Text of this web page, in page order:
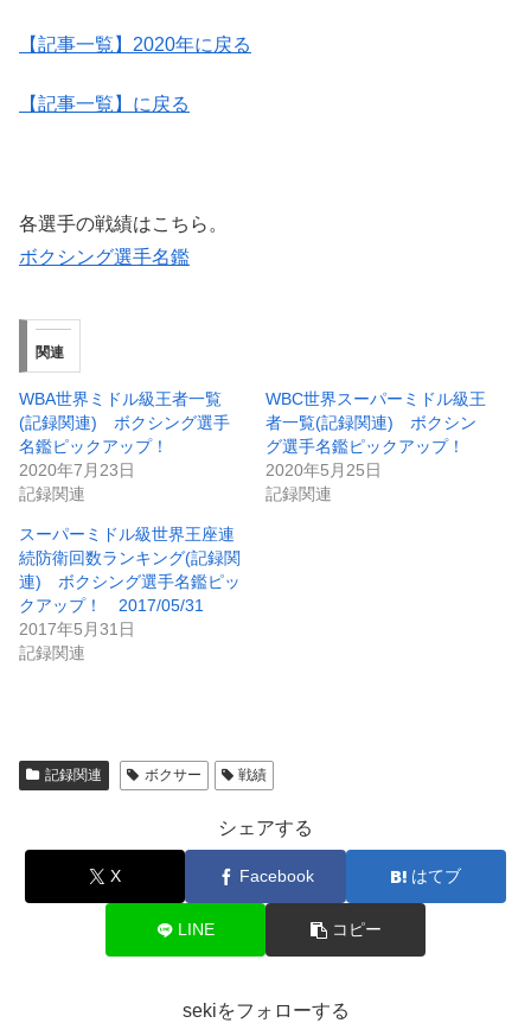
【記事一覧】2020年に戻る
【記事一覧】に戻る
各選手の戦績はこちら。
ボクシング選手名鑑
関連
WBA世界ミドル級王者一覧
(記録関連) ボクシング選手
名鑑ピックアップ！
2020年7月23日
記録関連
WBC世界スーパーミドル級王
者一覧(記録関連) ボクシン
グ選手名鑑ピックアップ！
2020年5月25日
記録関連
スーパーミドル級世界王座連
続防衛回数ランキング(記録関
連) ボクシング選手名鑑ピッ
クアップ！ 2017/05/31
2017年5月31日
記録関連
記録関連 ボクサー 戦績
シェアする
X Facebook はてブ
LINE コピー
sekiをフォローする